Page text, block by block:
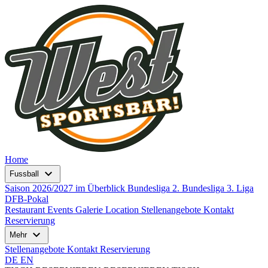
Home
Fussball expand_more
Saison 2026/2027 im Überblick Bundesliga 2. Bundesliga 3. Liga
DFB-Pokal
Restaurant Events Galerie Location Stellenangebote Kontakt
Reservierung
Mehr expand_more
Stellenangebote Kontakt Reservierung
DE EN